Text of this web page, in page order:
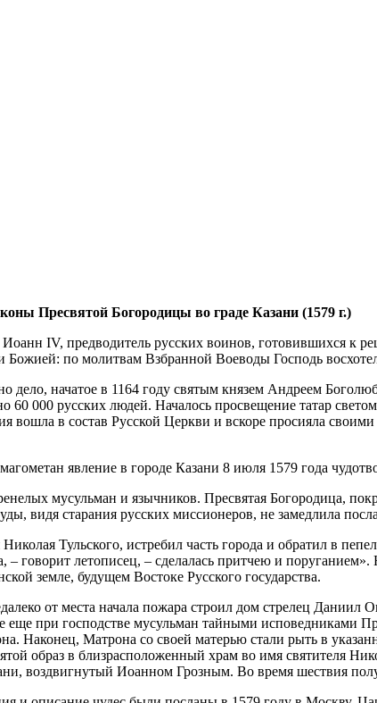
Пресвятой Богородицы во граде Казани (1579 г.)
IV, пред­во­ди­тель рус­ских во­и­нов, го­то­вив­ших­ся к
Бо­жи­ей: по мо­лит­вам Взбран­ной Во­е­во­ды Гос­подь
на­ча­тое в 1164 го­ду свя­тым кня­зем Ан­дре­ем
60 000 рус­ских лю­дей. На­ча­лось про­све­ще­ние та­тар
во­шла в со­став Рус­ской Церк­ви и вско­ре про­си­я­ла
яв­ле­ние в го­ро­де Ка­за­ни 8 июля 1579 го­да
му­суль­ман и языч­ни­ков. Пре­свя­тая Бо­го­ро­ди­ца,
ви­дя ста­ра­ния рус­ских мис­си­о­не­ров, не за­мед­ли­ла
Туль­ско­го, ис­тре­бил часть го­ро­да и об­ра­тил в
го­во­рит ле­то­пи­сец, – сде­ла­лась прит­чею и
зем­ле, бу­ду­щем Во­сто­ке Рус­ско­го го­су­дар­ства.
от ме­ста на­ча­ла по­жа­ра стро­ил дом стре­лец
при гос­под­стве му­суль­ман тай­ны­ми ис­по­вед­ни­ка­ми
На­ко­нец, Мат­ро­на со сво­ей ма­те­рью ста­ли рыть в
об­раз в близ­рас­по­ло­жен­ный храм во имя свя­ти­те­ля
воз­двиг­ну­тый Иоан­ном Гроз­ным. Во вре­мя ше­ствия